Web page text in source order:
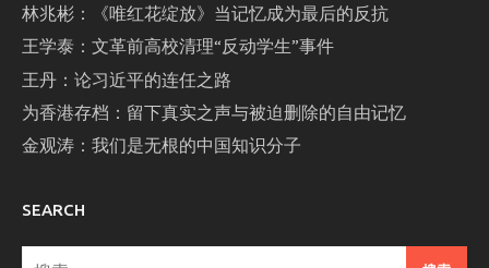
林兆彬：《唯红花绽放》当记忆成为最后的反抗
王学泰：文革前高校清理“反动学生”事件
王丹：论习近平的连任之路
为香港存档：留下真实之声与被迫删除的自由记忆
金观涛：我们是无根的中国知识分子
SEARCH
搜